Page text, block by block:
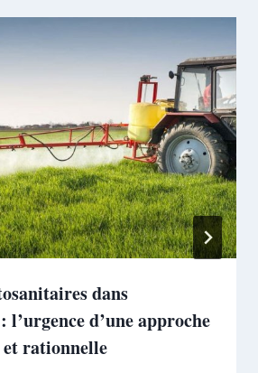
dans
d’une approche
et rationnelle